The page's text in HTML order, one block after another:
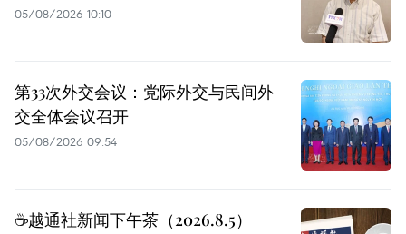
05/08/2026 10:10
第33次外交会议：党际外交与民间外
交全体会议召开
05/08/2026 09:54
☕️越通社新闻下午茶（2026.8.5）